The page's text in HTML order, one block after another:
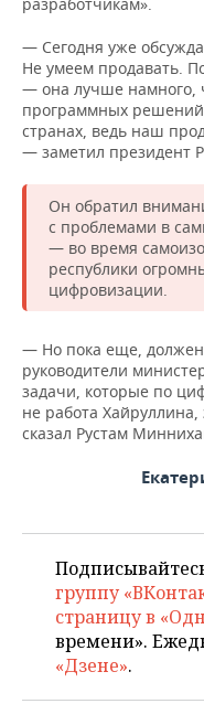
— Сегодня уже
Не умеем продавать.
— она лучше намного,
программных решений
странах, ведь наш
— заметил президент
Он обратил
с проблемами в
— во время
республики
цифровизации.
— Но пока еще, должен
руководители
задачи, которые по
не работа
сказал Рустам
группу
страницу в
времени».
«Дзене».